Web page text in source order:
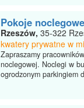
Pokoje
Rzeszów, 35-322
kwatery prywatne w
Zapraszamy
noclegowej. Noclegi w
ogrodzonym parkingiem